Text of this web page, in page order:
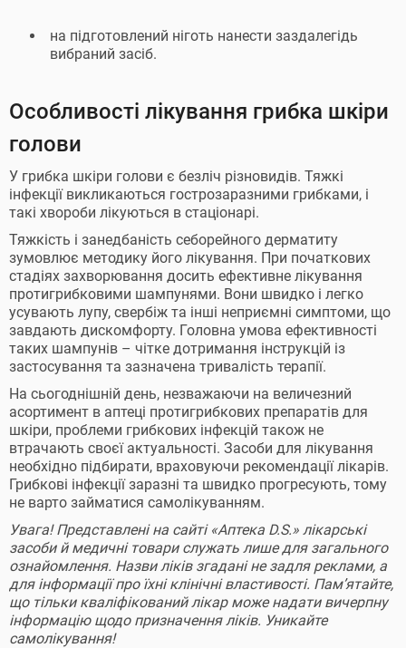
на підготовлений ніготь нанести заздалегідь
вибраний засіб.
Особливості лікування грибка шкіри
голови
У грибка шкіри голови є безліч різновидів. Тяжкі
інфекції викликаються гострозаразними грибками, і
такі хвороби лікуються в стаціонарі.
Тяжкість і занедбаність себорейного дерматиту
зумовлює методику його лікування. При початкових
стадіях захворювання досить ефективне лікування
протигрибковими шампунями. Вони швидко і легко
усувають лупу, свербіж та інші неприємні симптоми, що
завдають дискомфорту. Головна умова ефективності
таких шампунів – чітке дотримання інструкцій із
застосування та зазначена тривалість терапії.
На сьогоднішній день, незважаючи на величезний
асортимент в аптеці протигрибкових препаратів для
шкіри, проблеми грибкових інфекцій також не
втрачають своєї актуальності. Засоби для лікування
необхідно підбирати, враховуючи рекомендації лікарів.
Грибкові інфекції заразні та швидко прогресують, тому
не варто займатися самолікуванням.
Увага! Представлені на сайті «Аптека D.S.» лікарські
засоби й медичні товари служать лише для загального
ознайомлення. Назви ліків згадані не задля реклами, а
для інформації про їхні клінічні властивості. Пам’ятайте,
що тільки кваліфікований лікар може надати вичерпну
інформацію щодо призначення ліків. Уникайте
самолікування!